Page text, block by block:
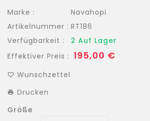
Marke :
Navahopi
Artikelnummer : RT186
Verfügbarkeit :
2 Auf Lager
Effektiver Preis : Normaler
195,00 €
Wunschzettel
Drucken
Größe